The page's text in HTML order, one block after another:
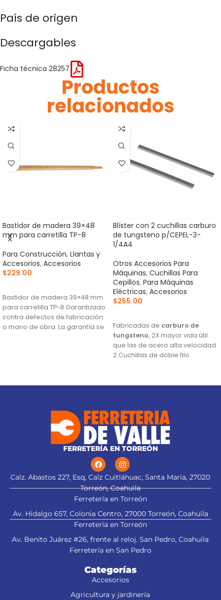
País de origen
Descargables
Ficha técnica 28257
Productos
relacionados
Bastidor de madera 39×48
mm para carretilla TP-8
Para Construcción, Llantas y
Accesorios, Accesorios
$229.00
Bastidor de madera 39×48 mm
para carretilla TP-8 Garantizado
contra defectos de fabricación
o mano de obra. La garantía se
Blíster con 2 cuchillas carburo
de tungsteno p/CEPEL-3-
1/4A4
Otros Accesorios Para
Máquinas, Cuchillas Para
Cepillos, Para Máquinas
Eléctricas, Accesorios
$255.00
Fabricadas de carburo de
tungsteno, 2X mayor vida útil
que las de acero alta velocidad
2 Cuchillas de doble filo
3-1/4N, CEPEL-3-1/4A4 y CEPEL-3-
Este producto sustituye a: CU-
CEPEL-3-1/4X (13092)
FERRETERÍA EN TORREÓN
Calz. Abastos 227, Esq, Calz Cuitláhuac, Santa María, 27020
Torreón, Coahuila
Ferretería en Torreón
Av. Hidalgo 657, Colonia Centro, 27000 Torreón, Coahuila
Ferretería en Torreón
Av. Benito Juárez #26, frente al reloj. San Pedro, Coahuila
Ferretería en San Pedro
Categorías
Accesorios
Agricultura y jardinería